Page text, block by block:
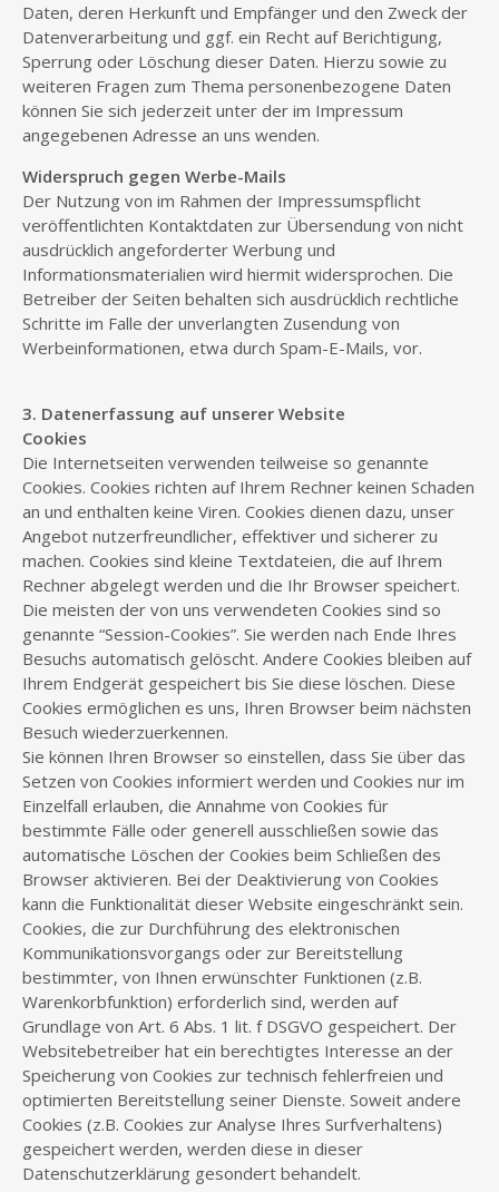
Daten, deren Herkunft und Empfänger und den Zweck der
Datenverarbeitung und ggf. ein Recht auf Berichtigung,
Sperrung oder Löschung dieser Daten. Hierzu sowie zu
weiteren Fragen zum Thema personenbezogene Daten
können Sie sich jederzeit unter der im Impressum
angegebenen Adresse an uns wenden.
Widerspruch gegen Werbe-Mails
Der Nutzung von im Rahmen der Impressumspflicht
veröffentlichten Kontaktdaten zur Übersendung von nicht
ausdrücklich angeforderter Werbung und
Informationsmaterialien wird hiermit widersprochen. Die
Betreiber der Seiten behalten sich ausdrücklich rechtliche
Schritte im Falle der unverlangten Zusendung von
Werbeinformationen, etwa durch Spam-E-Mails, vor.
3. Datenerfassung auf unserer Website
Cookies
Die Internetseiten verwenden teilweise so genannte
Cookies. Cookies richten auf Ihrem Rechner keinen Schaden
an und enthalten keine Viren. Cookies dienen dazu, unser
Angebot nutzerfreundlicher, effektiver und sicherer zu
machen. Cookies sind kleine Textdateien, die auf Ihrem
Rechner abgelegt werden und die Ihr Browser speichert.
Die meisten der von uns verwendeten Cookies sind so
genannte “Session-Cookies”. Sie werden nach Ende Ihres
Besuchs automatisch gelöscht. Andere Cookies bleiben auf
Ihrem Endgerät gespeichert bis Sie diese löschen. Diese
Cookies ermöglichen es uns, Ihren Browser beim nächsten
Besuch wiederzuerkennen.
Sie können Ihren Browser so einstellen, dass Sie über das
Setzen von Cookies informiert werden und Cookies nur im
Einzelfall erlauben, die Annahme von Cookies für
bestimmte Fälle oder generell ausschließen sowie das
automatische Löschen der Cookies beim Schließen des
Browser aktivieren. Bei der Deaktivierung von Cookies
kann die Funktionalität dieser Website eingeschränkt sein.
Cookies, die zur Durchführung des elektronischen
Kommunikationsvorgangs oder zur Bereitstellung
bestimmter, von Ihnen erwünschter Funktionen (z.B.
Warenkorbfunktion) erforderlich sind, werden auf
Grundlage von Art. 6 Abs. 1 lit. f DSGVO gespeichert. Der
Websitebetreiber hat ein berechtigtes Interesse an der
Speicherung von Cookies zur technisch fehlerfreien und
optimierten Bereitstellung seiner Dienste. Soweit andere
Cookies (z.B. Cookies zur Analyse Ihres Surfverhaltens)
gespeichert werden, werden diese in dieser
Datenschutzerklärung gesondert behandelt.